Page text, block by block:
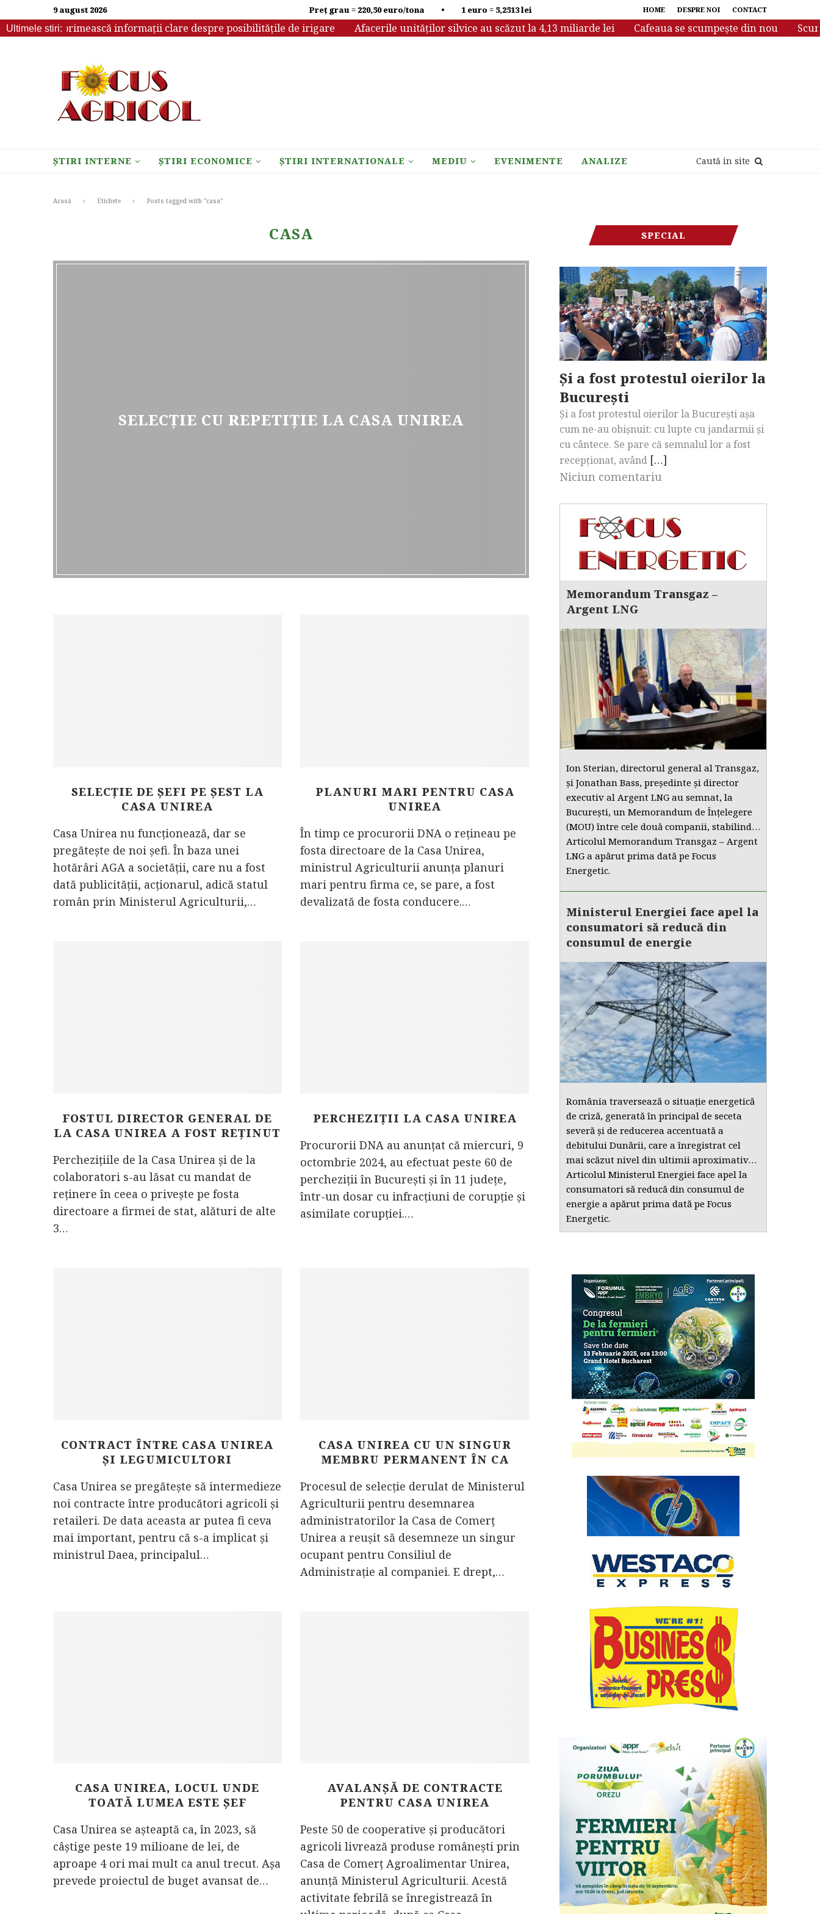
9 august 2026 Preț grau = 220,50 euro/tona • 1 euro = 5,2513 lei HOME DESPRE NOI CONTACT
Ultimele stiri:
să primească informații clare despre posibilitățile de irigare Afacerile unităților silvice au scăzut la 4,13 miliarde lei Cafeaua se scumpește din nou
ȘTIRI INTERNE ȘTIRI ECONOMICE ȘTIRI INTERNATIONALE MEDIU EVENIMENTE ANALIZE Caută in site
Acasă Etichete Posts tagged with "casa"
CASA
SELECȚIE CU REPETIȚIE LA CASA UNIREA
SELECȚIE DE ȘEFI PE ȘEST LA
CASA UNIREA
Casa Unirea nu funcționează, dar se
pregătește de noi șefi. În baza unei
hotărâri AGA a societății, care nu a fost
dată publicității, acționarul, adică statul
român prin Ministerul Agriculturii,…
PLANURI MARI PENTRU CASA
UNIREA
În timp ce procurorii DNA o rețineau pe
fosta directoare de la Casa Unirea,
ministrul Agriculturii anunța planuri
mari pentru firma ce, se pare, a fost
devalizată de fosta conducere.…
FOSTUL DIRECTOR GENERAL DE
LA CASA UNIREA A FOST REȚINUT
Perchezițiile de la Casa Unirea și de la
colaboratori s-au lăsat cu mandat de
reținere în ceea o privește pe fosta
directoare a firmei de stat, alături de alte
3…
PERCHEZIȚII LA CASA UNIREA
Procurorii DNA au anunțat că miercuri, 9
octombrie 2024, au efectuat peste 60 de
percheziții în București și în 11 județe,
într-un dosar cu infracțiuni de corupție și
asimilate corupției.…
CONTRACT ÎNTRE CASA UNIREA
ȘI LEGUMICULTORI
Casa Unirea se pregătește să intermedieze
noi contracte între producători agricoli și
retaileri. De data aceasta ar putea fi ceva
mai important, pentru că s-a implicat și
ministrul Daea, principalul…
CASA UNIREA CU UN SINGUR
MEMBRU PERMANENT ÎN CA
Procesul de selecție derulat de Ministerul
Agriculturii pentru desemnarea
administratorilor la Casa de Comerț
Unirea a reușit să desemneze un singur
ocupant pentru Consiliul de
Administrație al companiei. E drept,…
CASA UNIREA, LOCUL UNDE
TOATĂ LUMEA ESTE ȘEF
Casa Unirea se așteaptă ca, în 2023, să
câștige peste 19 milioane de lei, de
aproape 4 ori mai mult ca anul trecut. Așa
prevede proiectul de buget avansat de…
AVALANȘĂ DE CONTRACTE
PENTRU CASA UNIREA
Peste 50 de cooperative și producători
agricoli livrează produse românești prin
Casa de Comerț Agroalimentar Unirea,
anunță Ministerul Agriculturii. Acestă
activitate febrilă se înregistrează în
SPECIAL
Și a fost protestul oierilor la
București
Și a fost protestul oierilor la București așa
cum ne-au obișnuit: cu lupte cu jandarmii și
cu cântece. Se pare că semnalul lor a fost
recepționat, având […]
Niciun comentariu
Memorandum Transgaz –
Argent LNG
Ion Sterian, directorul general al Transgaz,
și Jonathan Bass, președinte și director
executiv al Argent LNG au semnat, la
București, un Memorandum de Înțelegere
(MOU) între cele două companii, stabilind…
Articolul Memorandum Transgaz – Argent
LNG a apărut prima dată pe Focus
Energetic.
Ministerul Energiei face apel la
consumatori să reducă din
consumul de energie
România traversează o situație energetică
de criză, generată în principal de seceta
severă și de reducerea accentuată a
debitului Dunării, care a înregistrat cel
mai scăzut nivel din ultimii aproximativ…
Articolul Ministerul Energiei face apel la
consumatori să reducă din consumul de
energie a apărut prima dată pe Focus
Energetic.